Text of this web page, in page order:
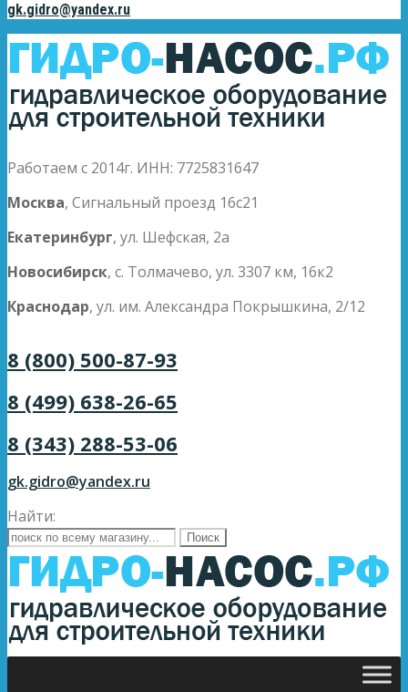
gk.gidro@yandex.ru
Работаем с 2014г. ИНН: 7725831647
Москва, Сигнальный проезд 16с21
Екатеринбург, ул. Шефская, 2а
Новосибирск, с. Толмачево, ул. 3307 км, 16к2
Краснодар, ул. им. Александра Покрышкина, 2/12
8 (800) 500-87-93
8 (499) 638-26-65
8 (343) 288-53-06
gk.gidro@yandex.ru
Найти: